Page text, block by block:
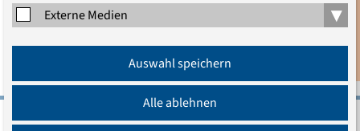
Erschienen am 03.12.2014
Aktualisiert am 03.12.2014
Anmeldung
Externe Medien ▾
Auswahl speichern
Alle ablehnen